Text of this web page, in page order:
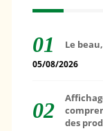
Le
05/08/2026
des